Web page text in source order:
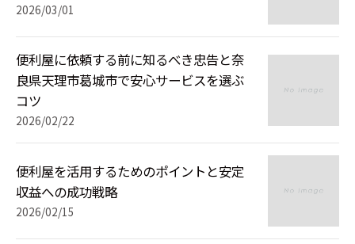
2026/03/01
便利屋に依頼する前に知るべき忠告と奈
良県天理市葛城市で安心サービスを選ぶ
コツ
2026/02/22
便利屋を活用するためのポイントと安定
収益への成功戦略
2026/02/15